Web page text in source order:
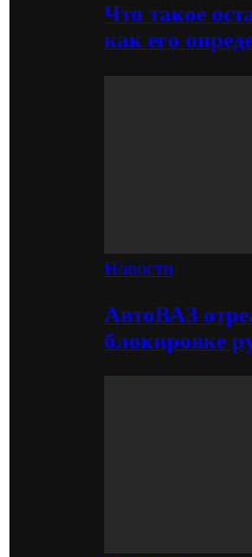
Что такое
как его
Новости
АвтоВАЗ
блокировке